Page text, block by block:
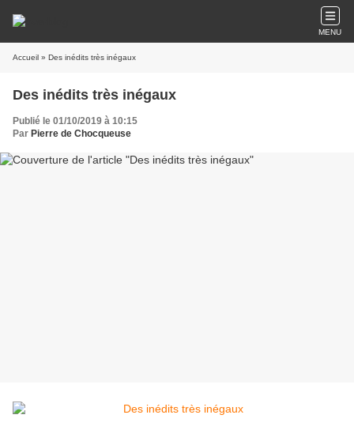
MENU
Accueil » Des inédits très inégaux
Des inédits très inégaux
Publié le 01/10/2019 à 10:15
Par Pierre de Chocqueuse